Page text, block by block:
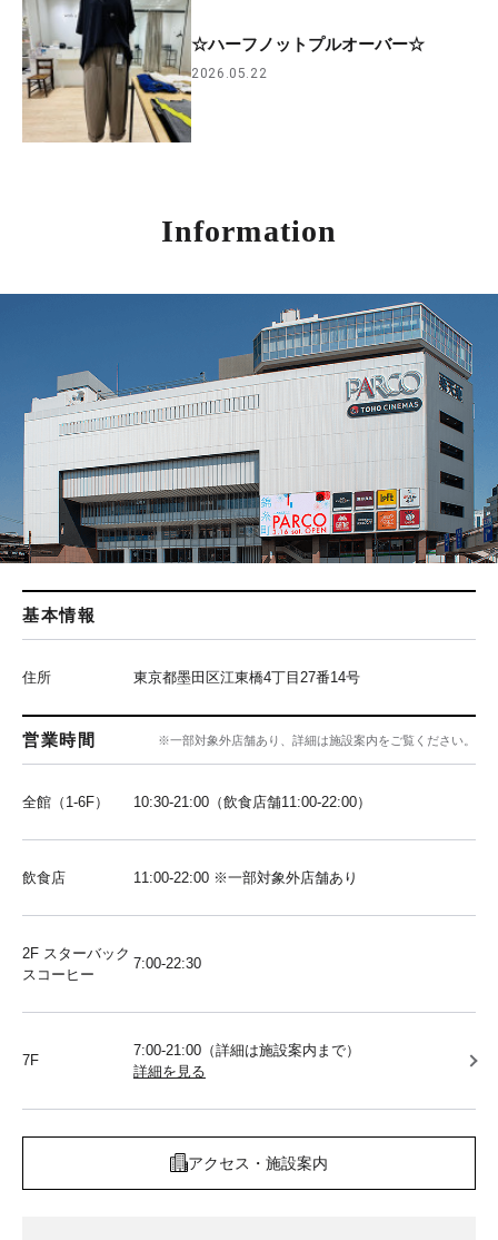
☆ハーフノットプルオーバー☆
2026.05.22
Information
基本情報
住所 東京都墨田区江東橋4丁目27番14号
営業時間 ※一部対象外店舗あり、詳細は施設案内をご覧ください。
全館（1-6F） 10:30-21:00（飲食店舗11:00-22:00）
飲食店 11:00-22:00 ※一部対象外店舗あり
2F スターバック
スコーヒー
7:00-22:30
7F
7:00-21:00（詳細は施設案内まで）
詳細を見る
アクセス・施設案内